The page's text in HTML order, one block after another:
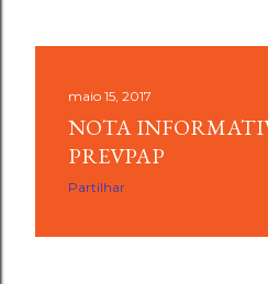
maio 15, 2017
NOTA
PREVPAP
Partilhar